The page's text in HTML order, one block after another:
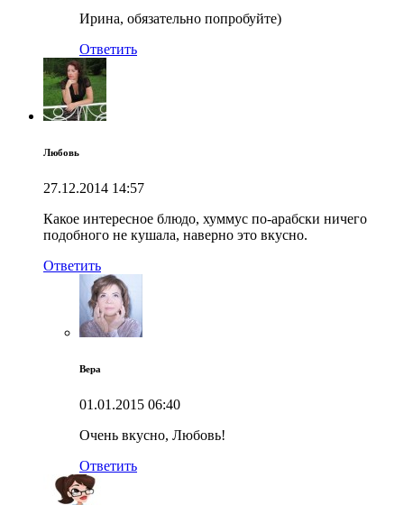
Ирина, обязательно попробуйте)
Ответить
Любовь
27.12.2014 14:57
Какое интересное блюдо, хуммус по-арабски ничего
подобного не кушала, наверно это вкусно.
Ответить
Вера
01.01.2015 06:40
Очень вкусно, Любовь!
Ответить